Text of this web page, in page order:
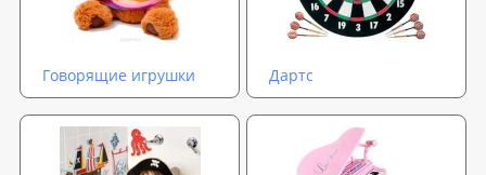
Говорящие игрушки Дартс